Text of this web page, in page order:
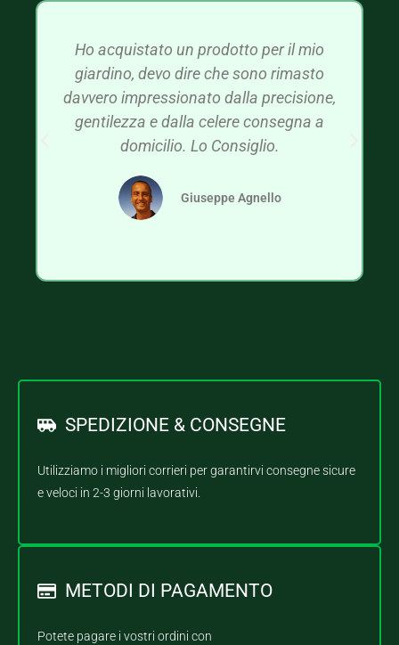
Ho acquistato un prodotto per il mio
giardino, devo dire che sono rimasto
davvero impressionato dalla precisione,
gentilezza e dalla celere consegna a
domicilio. Lo Consiglio.
Giuseppe Agnello
SPEDIZIONE & CONSEGNE
Utilizziamo i migliori corrieri per garantirvi consegne sicure
e veloci in 2-3 giorni lavorativi.
METODI DI PAGAMENTO
Potete pagare i vostri ordini con